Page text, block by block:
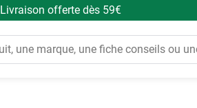
Livraison offerte dès 59€